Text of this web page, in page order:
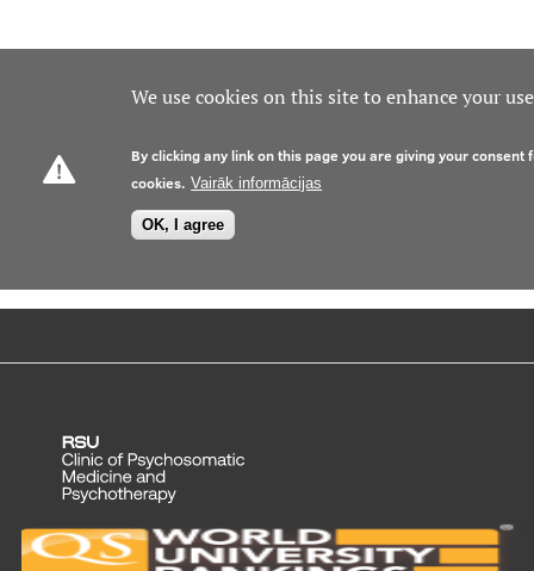
We use cookies on this site to enhance your
By clicking any link on this page you are giving your consent
cookies. Vairāk informācijas
OK, I agree